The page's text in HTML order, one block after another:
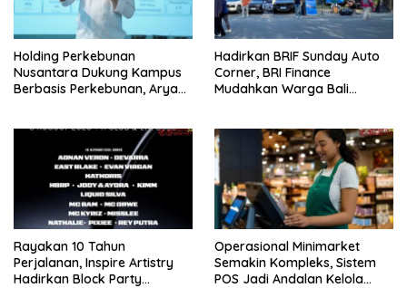
Holding Perkebunan
Nusantara Dukung Kampus
Berbasis Perkebunan, Arya
Pertama Magister ITSI
Hadirkan BRIF Sunday Auto
Corner, BRI Finance
Mudahkan Warga Bali
Rayakan 10 Tahun
Perjalanan, Inspire Artistry
Hadirkan Block Party
Operasional Minimarket
Semakin Kompleks, Sistem
POS Jadi Andalan Kelola